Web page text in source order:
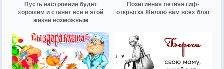
Пусть настроение будет
хорошим и станет все в этой
жизни возможным
Позитивная летняя гиф-
открытка Желаю вам всех благ